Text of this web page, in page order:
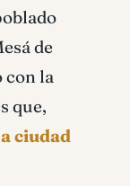
de
con la
que,
ciudad